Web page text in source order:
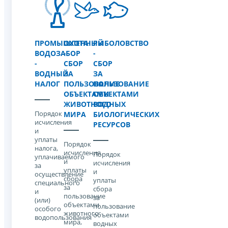
ПРОМЫШЛЕННЫЙ
ВОДОЗАБОР
-
ВОДНЫЙ
НАЛОГ
Порядок
исчисления
и
уплаты
налога,
уплачиваемого
за
осуществление
специального
и
(или)
особого
водопользования
ОХОТА
-
СБОР
ЗА
ПОЛЬЗОВАНИЕ
ОБЪЕКТАМИ
ЖИВОТНОГО
МИРА
Порядок
исчисления
и
уплаты
cбора
за
пользование
объектами
животного
мира,
РЫБОЛОВСТВО
-
СБОР
ЗА
ПОЛЬЗОВАНИЕ
ОБЪЕКТАМИ
ВОДНЫХ
БИОЛОГИЧЕСКИХ
РЕСУРСОВ
Порядок
исчисления
и
уплаты
cбора
за
пользование
объектами
водных